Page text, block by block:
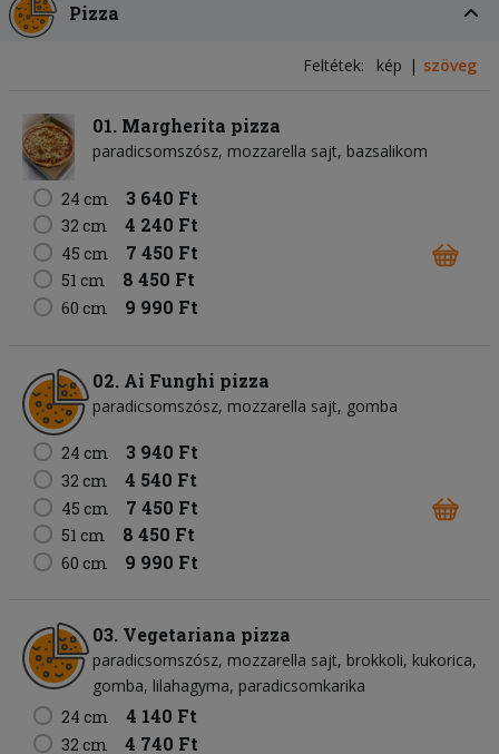
Pizza
Feltétek: kép szöveg
01. Margherita pizza
paradicsomszósz mozzarella sajt bazsalikom
24 cm 3 640 Ft
32 cm 4 240 Ft
45 cm 7 450 Ft
51 cm 8 450 Ft
60 cm 9 990 Ft
02. Ai Funghi pizza
paradicsomszósz mozzarella sajt gomba
24 cm 3 940 Ft
32 cm 4 540 Ft
45 cm 7 450 Ft
51 cm 8 450 Ft
60 cm 9 990 Ft
03. Vegetariana pizza
paradicsomszósz mozzarella sajt brokkoli kukorica
gomba lilahagyma paradicsomkarika
24 cm
4 140 Ft
32 cm 4 740 Ft